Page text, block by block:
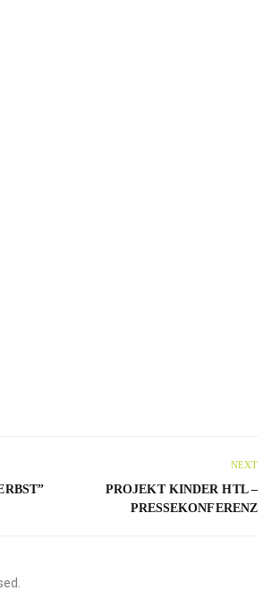
NEXT
PROJEKT KINDER HTL –
PRESSEKONFERENZ